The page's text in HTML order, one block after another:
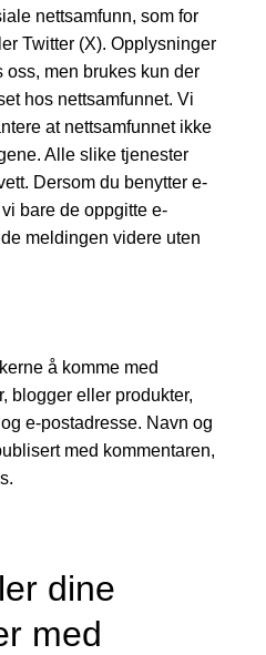
nettsamfunn, som for
Twitter (X). Opplysninger
men brukes kun der
hos nettsamfunnet. Vi
at nettsamfunnet ikke
Alle slike tjenester
Dersom du benytter e-
bare de oppgitte e-
meldingen videre uten
å komme med
blogger eller produkter,
e-postadresse. Navn og
med kommentaren,
dine
med